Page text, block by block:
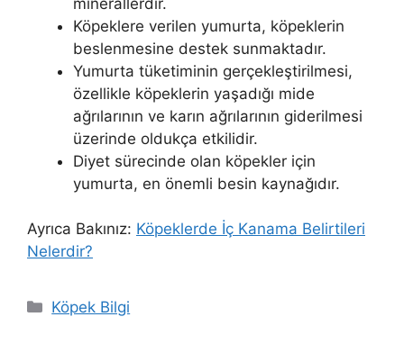
Köpeklere verilen yumurta, köpeklerin
beslenmesine destek sunmaktadır.
Yumurta tüketiminin gerçekleştirilmesi,
özellikle köpeklerin yaşadığı mide
ağrılarının ve karın ağrılarının giderilmesi
üzerinde oldukça etkilidir.
Diyet sürecinde olan köpekler için
yumurta, en önemli besin kaynağıdır.
Ayrıca Bakınız: Köpeklerde İç Kanama Belirtileri
Nelerdir?
Kategoriler
Köpek Bilgi